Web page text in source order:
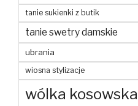
tanie sukienki z butik
tanie swetry damskie
ubrania
wiosna stylizacje
wólka